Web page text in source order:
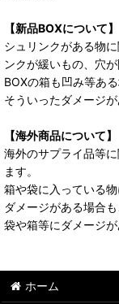
【新品BOXについて】
シュリンクがある物
ンクが緩いもの、穴
BOXの箱も凹み等あ
そういったダメージ
【海外商品について】
海外のサプライ品等
ます。
箱や袋に入っている
ダメージがある場合も
袋や箱等にダメージ
ホーム